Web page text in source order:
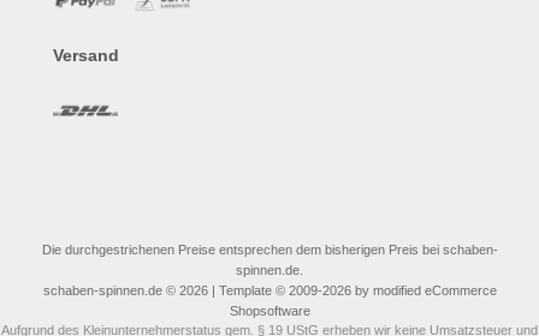
Versand
Die durchgestrichenen Preise entsprechen dem bisherigen Preis bei schaben-
spinnen.de.
schaben-spinnen.de © 2026 | Template © 2009-2026 by modified eCommerce
Shopsoftware
Aufgrund des Kleinunternehmerstatus gem. § 19 UStG erheben wir keine Umsatzsteuer und